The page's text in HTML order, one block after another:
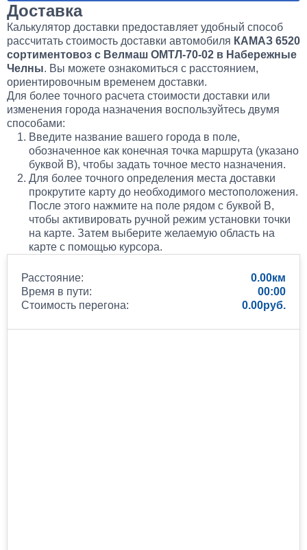
Доставка
Калькулятор доставки предоставляет удобный способ
рассчитать стоимость доставки автомобиля КАМАЗ 6520
сортиментовоз с Велмаш ОМТЛ-70-02 в Набережные
Челны. Вы можете ознакомиться с расстоянием,
ориентировочным временем доставки.
Для более точного расчета стоимости доставки или
изменения города назначения воспользуйтесь двумя
способами:
Введите название вашего города в поле,
обозначенное как конечная точка маршрута (указано
буквой B), чтобы задать точное место назначения.
Для более точного определения места доставки
прокрутите карту до необходимого местоположения.
После этого нажмите на поле рядом с буквой B,
чтобы активировать ручной режим установки точки
на карте. Затем выберите желаемую область на
карте с помощью курсора.
Расстояние:
0.00
Время в пути:
00:00
Стоимость перегона:
0.00